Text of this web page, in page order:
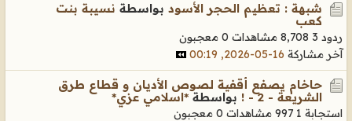
شبهة : تعظيم الحجر الأسود بواسطة نسيبة بنت
كعب
ردود 3 8,708 مشاهدات
0 معجبون
آخر مشاركة 16-05-2026, 00:19
حاخام يصفع أقفية لصوص الأديان و قطاع طرق
الشريعة - 2 - !
بواسطة *اسلامي عزي*
استجابة 1 997 مشاهدات
0 معجبون